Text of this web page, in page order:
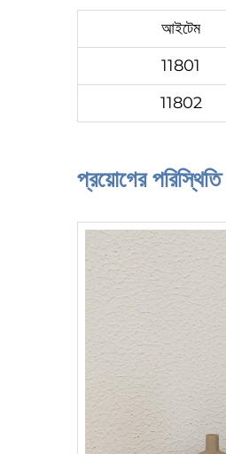
আইটেম
11801
11802
প্রয়োগের পরিস্থিতি